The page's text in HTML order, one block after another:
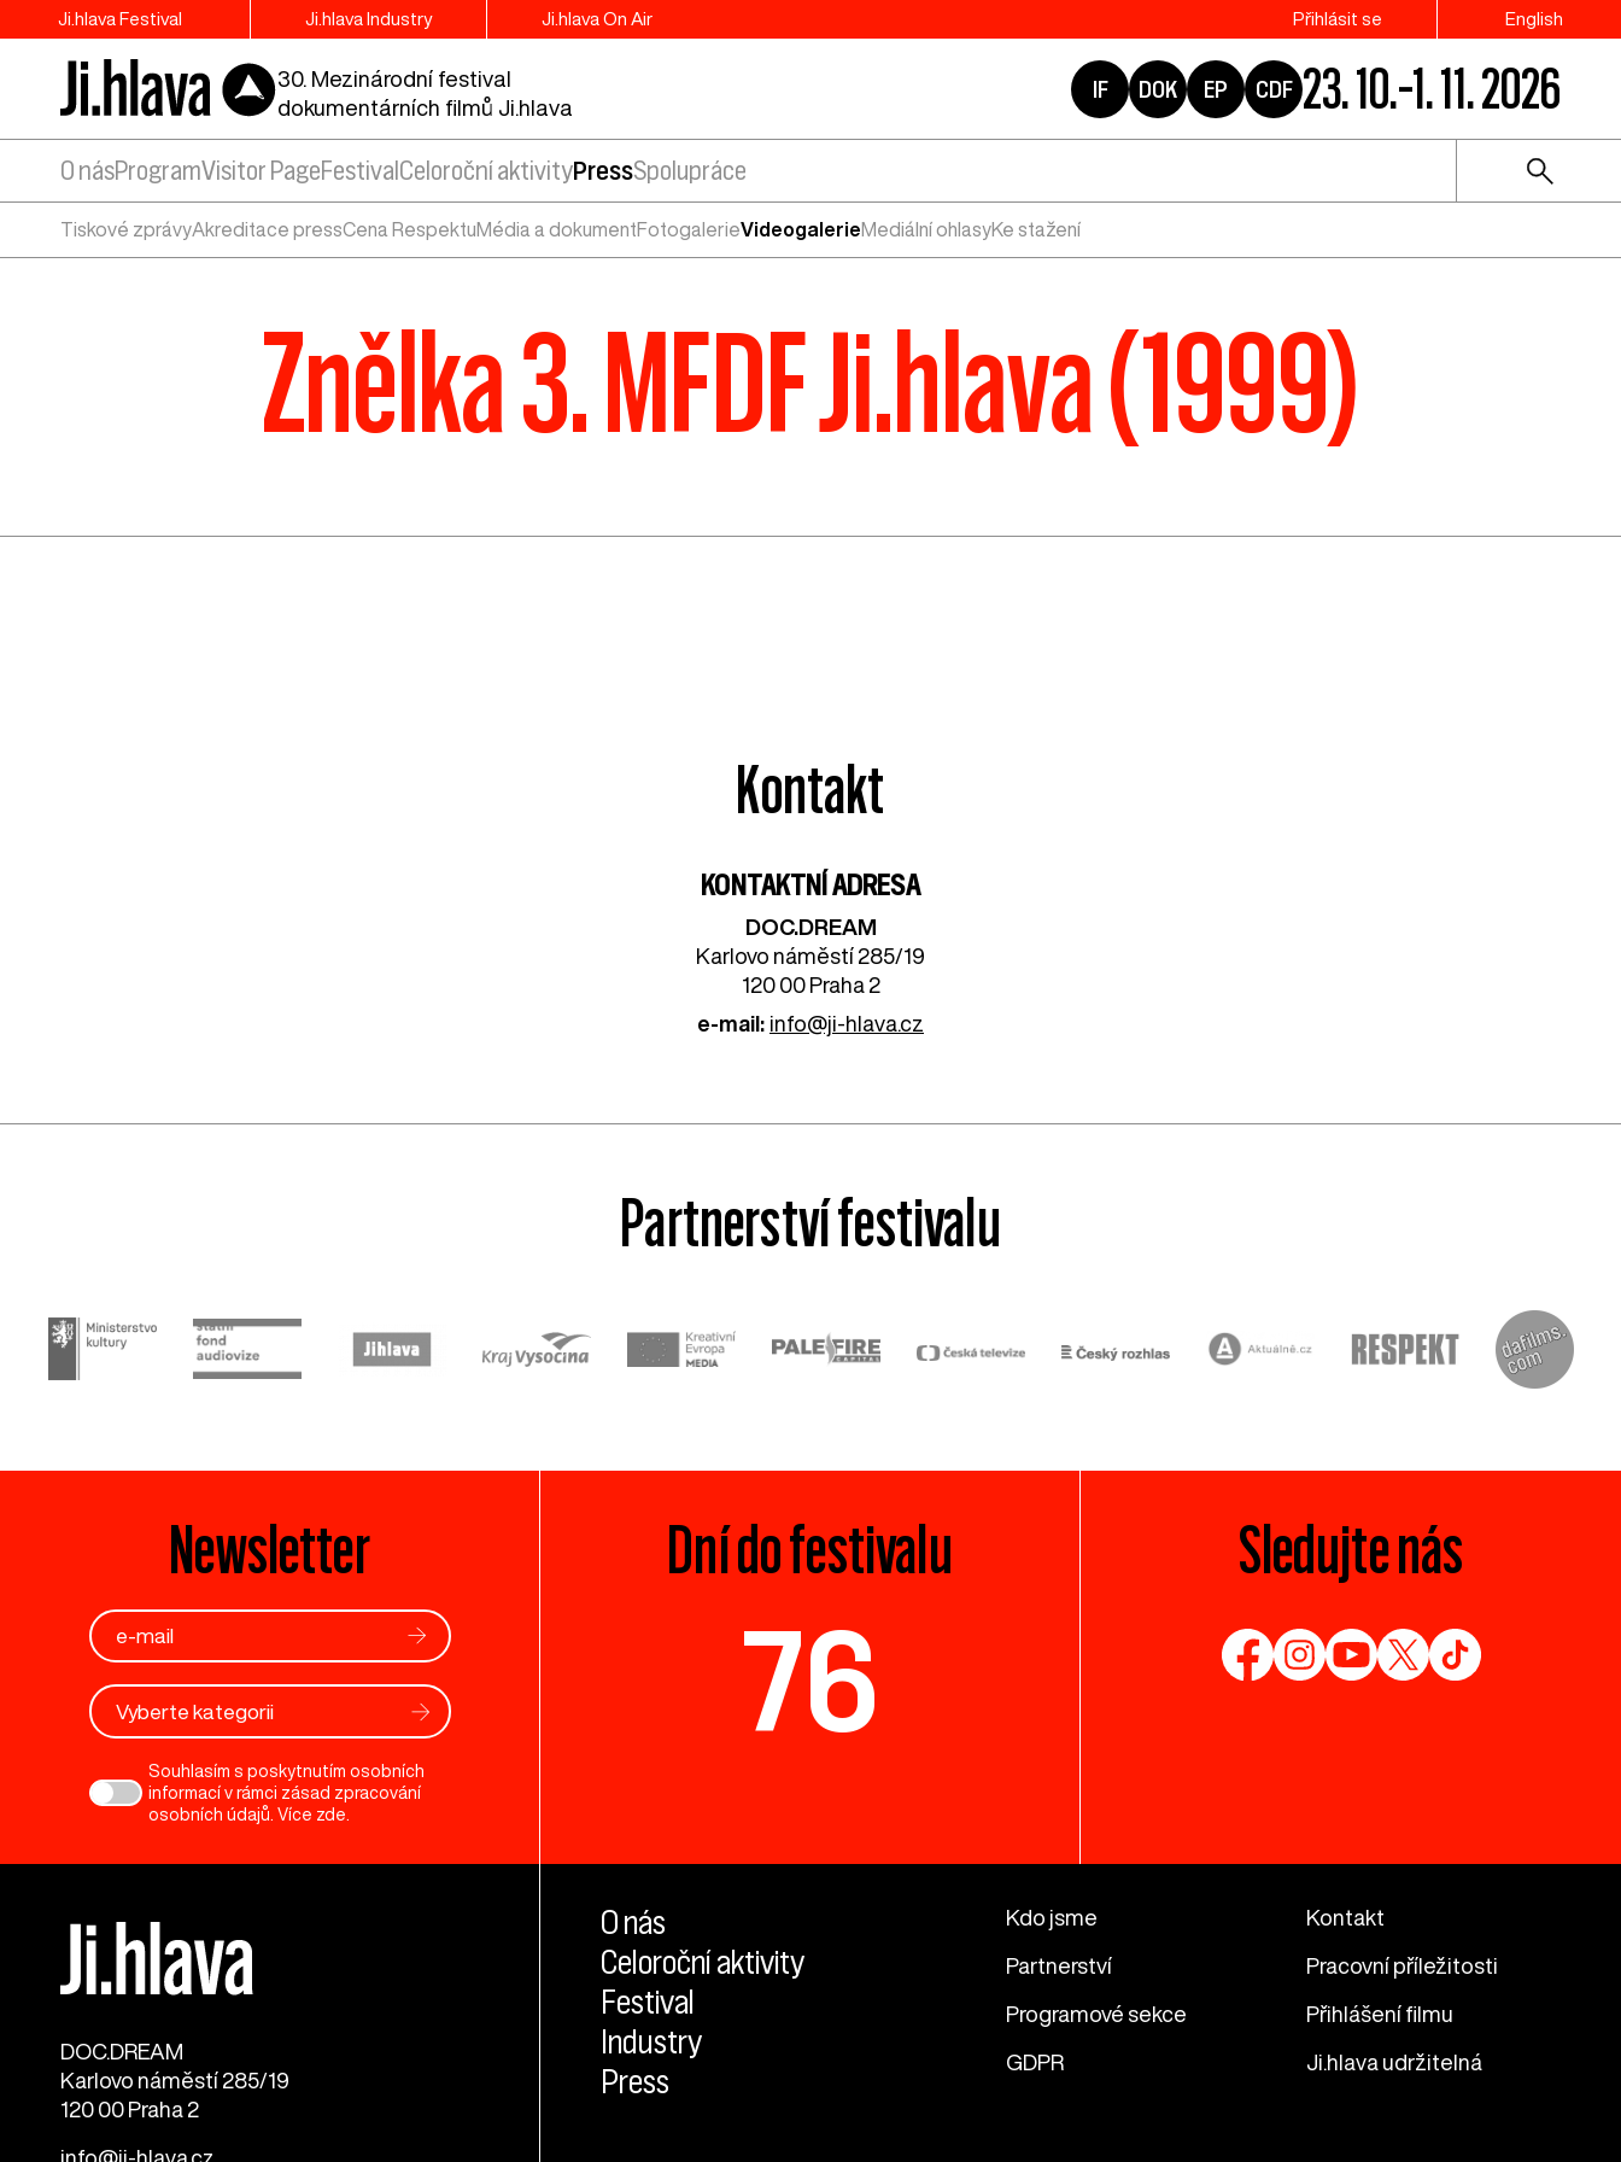
Ji.hlava Festival Ji.hlava Industry Ji.hlava On Air Přihlásit se English
30. Mezinárodní festival
dokumentárních filmů Ji.hlava
IF DOK EP CDF 23. 10.–1. 11. 2026
O násProgramVisitor PageFestival Celoroční aktivityPress
Tiskové zprávyAkreditace pressCena RespektuMédia a dokumentFotogalerieVideogalerieMediální ohlasyKe stažení
Spolupráce
Znělka 3. MFDF Ji.hlava (1999)
Kontakt
KONTAKTNÍ ADRESA
DOC.DREAM​
Karlovo náměstí 285/19
120 00 Praha 2
e-mail: info@ji-hlava.cz
Partnerství festivalu
Newsletter
Vyberte kategorii
Souhlasím s poskytnutím osobních
informací v rámci zásad zpracování
osobních údajů. Více zde
Dní do festivalu
76
Sledujte nás
DOC.DREAM​
Karlovo náměstí 285/19
120 00 Praha 2
info@ji-hlava.cz
O nás
Celoroční aktivity
Festival
Industry
Press
Kdo jsme Kontakt
Partnerství Pracovní příležitosti
Programové sekce Přihlášení filmu
GDPR Ji.hlava udržitelná